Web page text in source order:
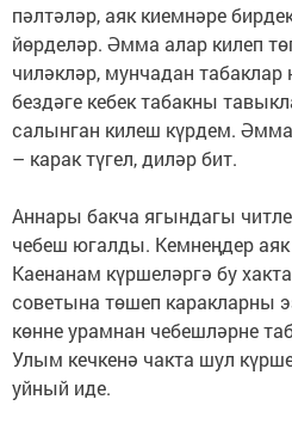
пәлтәләр, аяк киемнәре
йөрделәр. Әмма алар килеп
чиләкләр, мунчадан
бездәге кебек табакны
салынган килеш күрдем.
– карак түгел, диләр бит.
Аннары бакча ягындагы
чебеш югалды. Кемнеңдер аяк
Каенанам күршеләргә бу
советына төшеп каракларны
көнне урамнан чебешләрне
Улым кечкенә чакта шул
уйный иде.